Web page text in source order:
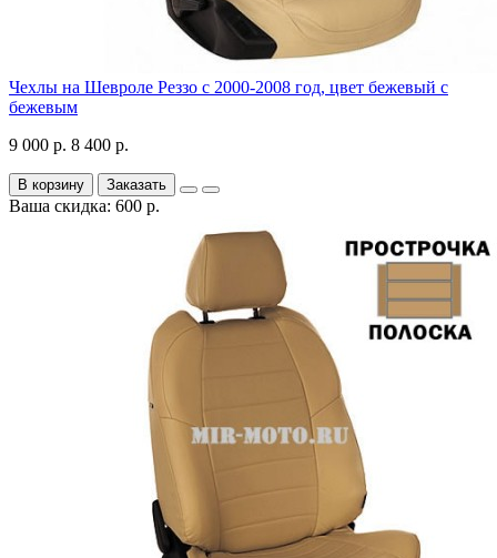
Чехлы на Шевроле Реззо с 2000-2008 год, цвет бежевый с
бежевым
9 000 р. 8 400 р.
В корзину Заказать
Ваша скидка: 600 р.